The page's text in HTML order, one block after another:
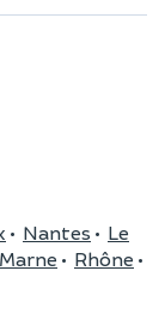
• Nantes • Le
• Rhône •